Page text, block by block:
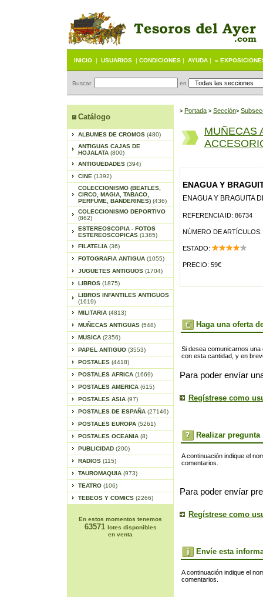
INICIO | USUARIOS | CONDICIONES | AYUDA | «
Buscar en
Catálogo
ALBUMES DE CROMOS (480)
ANTIGUAS CAJAS DE
HOJALATA (800)
ANTIGUEDADES (394)
CINE (1392)
COLECCIONISMO (BEATLES,
CIRCO, MAGIA, TABACO,
PERFUME, BANDERINES) (436)
COLECCIONISMO DEPORTIVO
(862)
ESTEREOSCOPIA - FOTOS
ESTEREOSCOPICAS (1385)
FILATELIA (36)
FOTOGRAFIA ANTIGUA (1055)
JUGUETES ANTIGUOS (1704)
LIBROS (1875)
LIBROS INFANTILES ANTIGUOS
(1619)
MILITARIA (4813)
MUÑECAS ANTIGUAS (548)
MUSICA (2356)
PAPEL ANTIGUO (3553)
POSTALES (4418)
POSTALES AFRICA (1669)
POSTALES AMERICA (615)
POSTALES ASIA (97)
POSTALES DE ESPAÑA (27146)
POSTALES EUROPA (5261)
POSTALES OCEANIA (8)
PUBLICIDAD (200)
RADIOS (115)
TAUROMAQUIA (973)
TEATRO (106)
TEBEOS Y COMICS (2266)
En estos momentos tenemos
63571 lotes disponibles
en venta
> Portada > Sección>
MUÑECAS
ENAGUA Y
ENAGUA Y BRAGUITA
REFERENCIA ID: 86734
NÚMERO DE ARTÍCULOS:
ESTADO:
PRECIO: 59€
Haga una oferta
Si desea comunicarnos
con esta cantidad, y en
Para poder envíar
Regístrese como
Realizar pregunta
A continuación indique el
comentarios.
Para poder envíar
Regístrese como
Envíe esta
A continuación indique el
comentarios.